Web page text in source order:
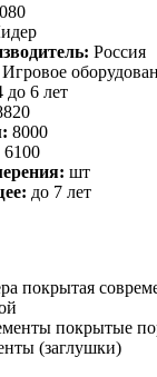
Россия
Игровое
до 6 лет
8000
6100
шт
до 7 лет
покрытая
покрытые
(заглушки)